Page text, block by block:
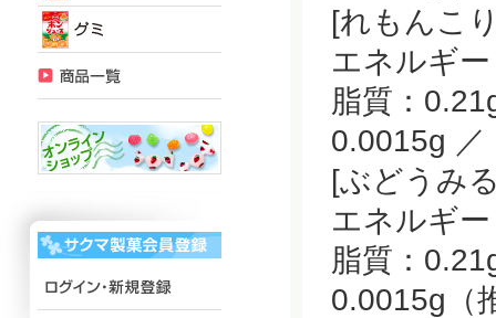
[れもんこ
エネルギ
脂質：
0.0015g
[ぶどうみ
エネルギ
脂質：
0.0015g（